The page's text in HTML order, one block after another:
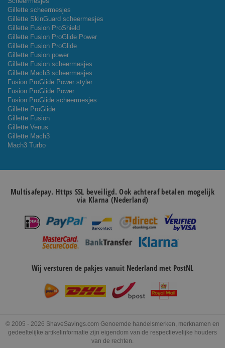
Gillette scheermesjes
Gillette SkinGuard scheermesjes
Gillette Fusion ProShield
Gillette Fusion ProGlide Power
Gillette Fusion ProGlide
Gillette Fusion power
Gillette Fusion scheermesjes
Gillette Mach3 scheermesjes
Fusion ProGlide Power styler
Fusion ProGlide Power
Fusion ProGlide scheermesjes
Gillette ProGlide
Gillette Fusion
Gillette Venus
Gillette Mach3
Mach3 Turbo
Multisafepay. Https SSL beveiligd. Ook achteraf betalen mogelijk
via Klarna (Nederland)
Wij versturen de pakjes vanuit Nederland met PostNL
© 2005 - 2026 ShaveSavings.com Genoemde handelsmerken, merknamen en
gedeeltelijke artikelinformatie zijn eigendom van de respectievelijke houders
van de rechten.